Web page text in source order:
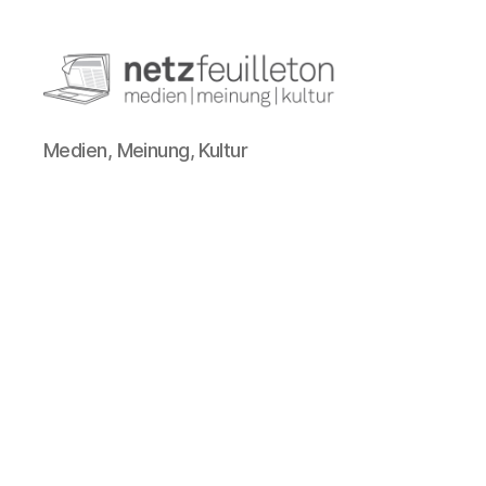
netzfeuilleton.de
Medien, Meinung, Kultur